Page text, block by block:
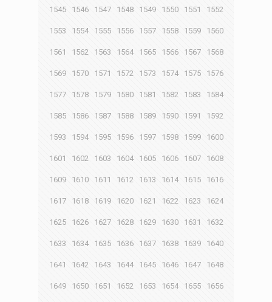
1545 1546 1547 1548 1549 1550 1551 1552
1553 1554 1555 1556 1557 1558 1559 1560
1561 1562 1563 1564 1565 1566 1567 1568
1569 1570 1571 1572 1573 1574 1575 1576
1577 1578 1579 1580 1581 1582 1583 1584
1585 1586 1587 1588 1589 1590 1591 1592
1593 1594 1595 1596 1597 1598 1599 1600
1601 1602 1603 1604 1605 1606 1607 1608
1609 1610 1611 1612 1613 1614 1615 1616
1617 1618 1619 1620 1621 1622 1623 1624
1625 1626 1627 1628 1629 1630 1631 1632
1633 1634 1635 1636 1637 1638 1639 1640
1641 1642 1643 1644 1645 1646 1647 1648
1649 1650 1651 1652 1653 1654 1655 1656